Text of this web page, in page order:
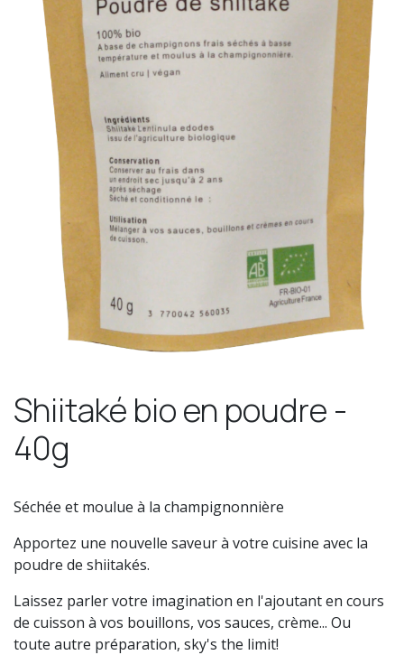
Shiitaké bio en poudre -
40g
Séchée et moulue à la champignonnière
Apportez une nouvelle saveur à votre cuisine avec la
poudre de shiitakés.
Laissez parler votre imagination en l'ajoutant en cours
de cuisson à vos bouillons, vos sauces, crème... Ou
toute autre préparation, sky's the limit!